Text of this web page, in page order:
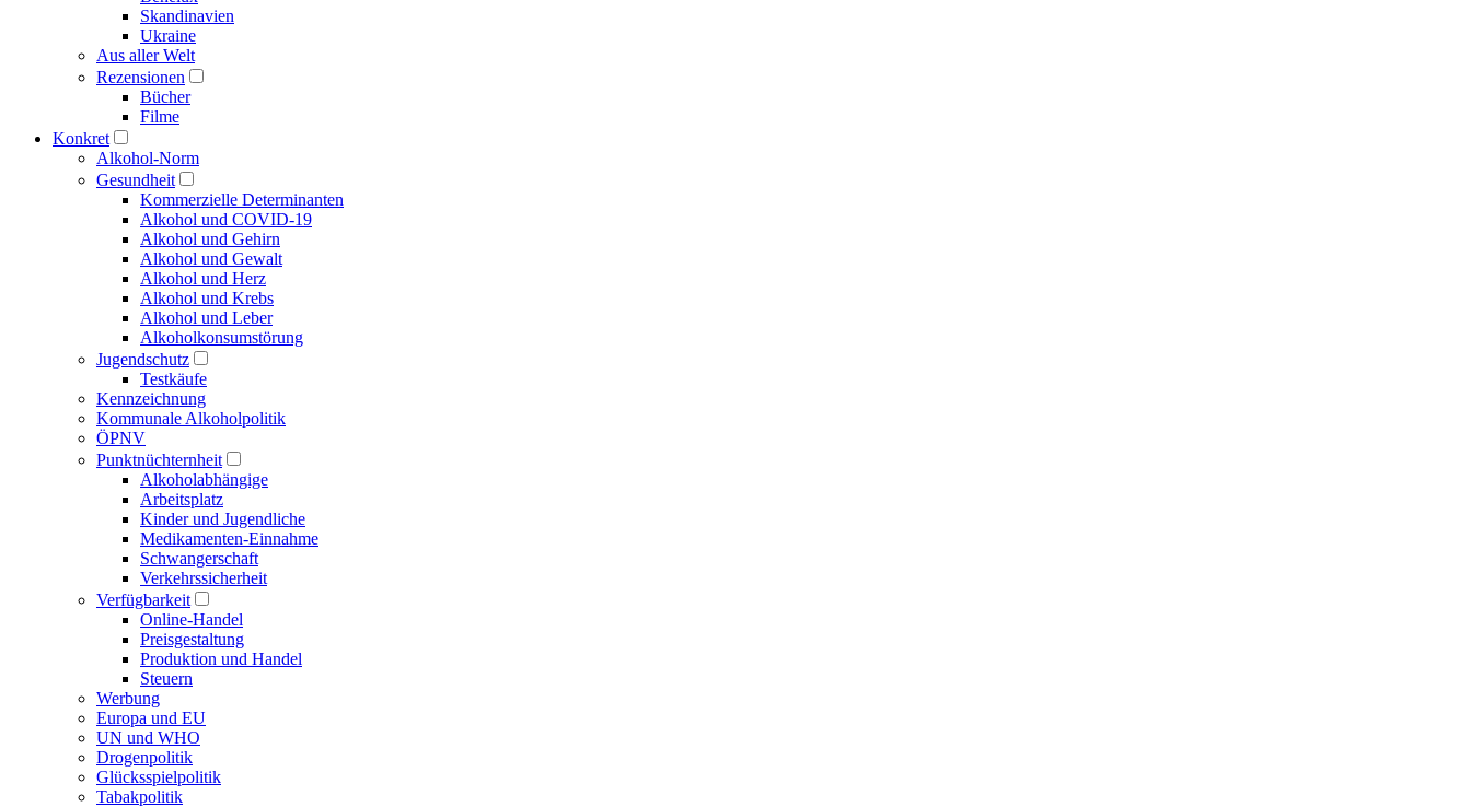
Skandinavien
Ukraine
Aus aller Welt
Rezensionen
Bücher
Filme
Konkret
Alkohol-Norm
Gesundheit
Kommerzielle Determinanten
Alkohol und COVID-19
Alkohol und Gehirn
Alkohol und Gewalt
Alkohol und Herz
Alkohol und Krebs
Alkohol und Leber
Alkoholkonsumstörung
Jugendschutz
Testkäufe
Kennzeichnung
Kommunale Alkoholpolitik
ÖPNV
Punktnüchternheit
Alkoholabhängige
Arbeitsplatz
Kinder und Jugendliche
Medikamenten-Einnahme
Schwangerschaft
Verkehrssicherheit
Verfügbarkeit
Online-Handel
Preisgestaltung
Produktion und Handel
Steuern
Werbung
Europa und EU
UN und WHO
Drogenpolitik
Glücksspielpolitik
Tabakpolitik